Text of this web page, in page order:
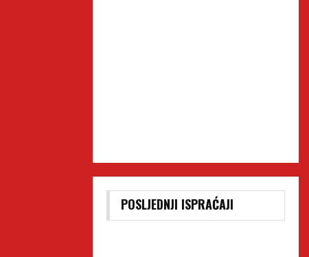
POSLJEDNJI ISPRAĆAJI